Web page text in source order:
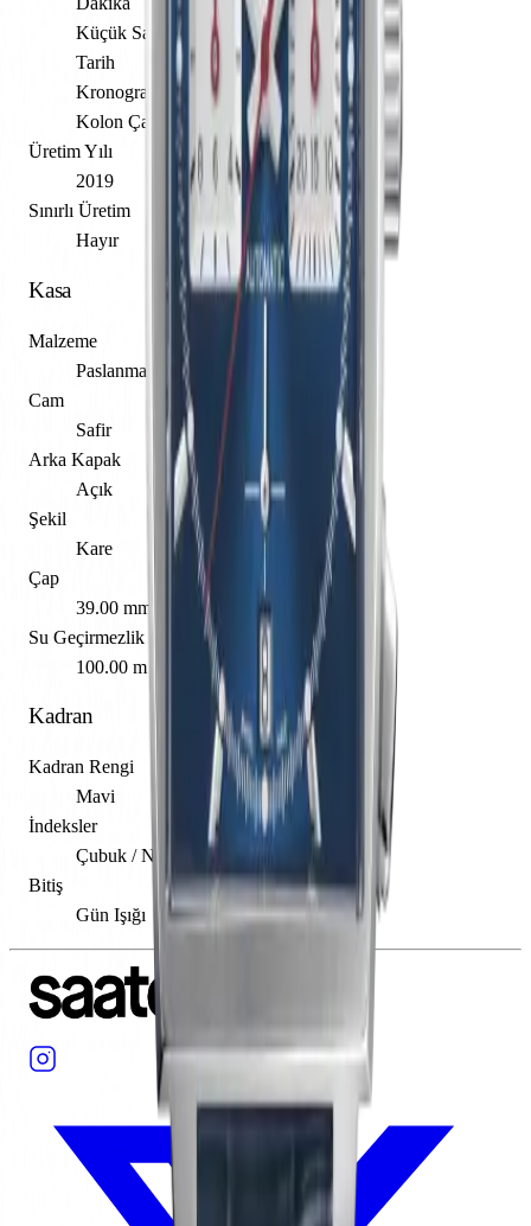
Küçük Saniye
Tarih
Kronograf
Kolon Çarkı
Üretim Yılı
2019
Sınırlı Üretim
Hayır
Kasa
Malzeme
Paslanmaz Çelik
Cam
Safir
Arka Kapak
Açık
Şekil
Kare
Çap
39.00 mm
Su Geçirmezlik
100.00 m
Kadran
Kadran Rengi
Mavi
İndeksler
Çubuk / Nokta
Bitiş
Gün Işığı